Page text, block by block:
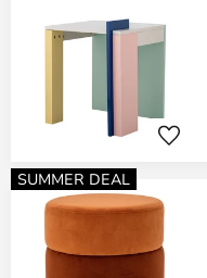
SUMMER DEAL